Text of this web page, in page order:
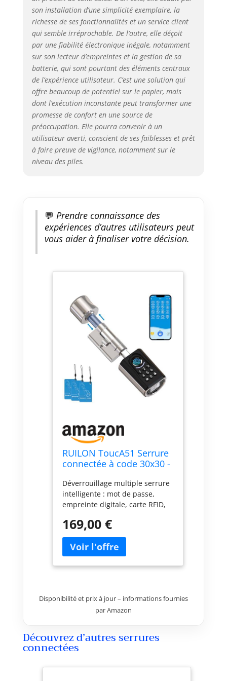
piles est inférieur à 20%, la
serrure biométrique s'allume en
rouge et vous avertit que les
piles doivent être remplacées à
temps.Les piles 3 AAA durent
généralement 10 à 12 mois.
Piles non incluses Liste
d'emballage : 1 x serrure
électronique, 3 x cartes RFID, 1 x
boîte à accessoires, 1 x manuel
d'utilisation détaillé. 2 ans de
support produit, n'hésitez pas à
nous contacter si vous avez des
doutes, nous vous répondrons
dans les plus brefs délais
son installation d’une simplicité exemplaire, la
richesse de ses fonctionnalités et un service client
qui semble irréprochable. De l’autre, elle déçoit
par une fiabilité électronique inégale, notamment
sur son lecteur d’empreintes et la gestion de sa
batterie, qui sont pourtant des éléments centraux
de l’expérience utilisateur. C’est une solution qui
offre beaucoup de potentiel sur le papier, mais
dont l’exécution inconstante peut transformer une
promesse de confort en une source de
préoccupation. Elle pourra convenir à un
utilisateur averti, conscient de ses faiblesses et prêt
à faire preuve de vigilance, notamment sur le
niveau des piles.
💬 Prendre connaissance des
expériences d’autres utilisateurs peut
vous aider à finaliser votre décision.
RUILON ToucA51 Serrure
connectée à code 30x30 -
digitale
Déverrouillage multiple serrure
intelligente : mot de passe,
empreinte digitale, carte RFID,
rechange. Le déverrouillage à
distance nécessite l'achat
supplémentaire de WIFIBOX
Utilisateurs multiples : La
serrure connectée peut être
administrateurs. Vous pouvez
également autoriser d'autres
porte directement à partir de
l'application Enregistrement du
déverrouillage en temps réel :
169,00 €
Disponibilité et prix à jour – informations fournies
par Amazon
Découvrez d’autres serrures
connectées